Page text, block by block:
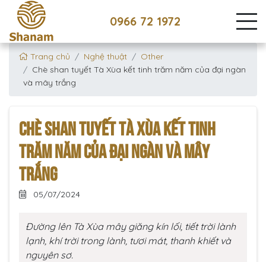
0966 72 1972
Trang chủ Nghệ thuật
Other
Chè shan tuyết Tà Xùa kết tinh trăm năm của đại ngàn
và mây trắng
CHÈ SHAN TUYẾT TÀ XÙA KẾT TINH
TRĂM NĂM CỦA ĐẠI NGÀN VÀ MÂY
TRẮNG
05/07/2024
Đường lên Tà Xùa mây giăng kín lối, tiết trời lành
lạnh, khí trời trong lành, tươi mát, thanh khiết và
nguyên sơ.